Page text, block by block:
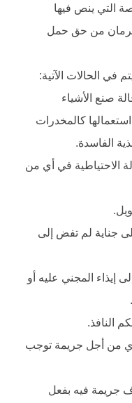
التي ينص فيها
من حق حمل
في الحالات الآتية:
صنع الأشياء
استعمالها كالمخدرات
الفاسدة.
الاحتياطية في أي من
جناية لم تفض إلى
إيذاء المجني عليه أو
النافذ.
من أجل جريمة توجب
جريمة فيه بفعل